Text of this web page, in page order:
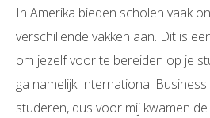
In Amerika bieden scholen vaak
verschillende vakken aan. Dit is
om jezelf voor te bereiden op je
ga namelijk International
studeren, dus voor mij kwamen de